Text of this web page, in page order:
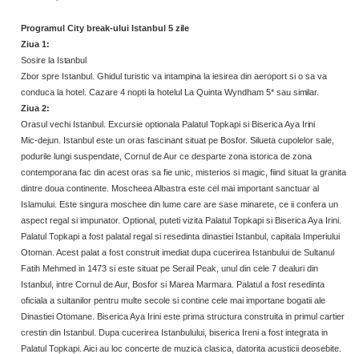
Programul City break-ului Istanbul 5 zile
Ziua 1:
Sosire la Istanbul
Zbor spre Istanbul. Ghidul turistic va intampina la iesirea din aeroport si o sa va
conduca la hotel. Cazare 4 nopti la hotelul La Quinta Wyndham 5* sau similar.
Ziua 2:
Orasul vechi Istanbul. Excursie optionala Palatul Topkapi si Biserica Aya Irini
Mic-dejun. Istanbul este un oras fascinant situat pe Bosfor. Silueta cupolelor sale,
podurile lungi suspendate, Cornul de Aur ce desparte zona istorica de zona
contemporana fac din acest oras sa fie unic, misterios si magic, fiind situat la granita
dintre doua continente. Moscheea Albastra este cel mai important sanctuar al
Islamului. Este singura moschee din lume care are sase minarete, ce ii confera un
aspect regal si impunator. Optional, puteti vizita Palatul Topkapi si Biserica Aya Irini.
Palatul Topkapi a fost palatal regal si resedinta dinastiei Istanbul, capitala Imperiului
Otoman. Acest palat a fost construit imediat dupa cucerirea Istanbului de Sultanul
Fatih Mehmed in 1473 si este situat pe Serail Peak, unul din cele 7 dealuri din
Istanbul, intre Cornul de Aur, Bosfor si Marea Marmara. Palatul a fost resedinta
oficiala a sultanilor pentru multe secole si contine cele mai importane bogatii ale
Dinastiei Otomane. Biserica Aya Irini este prima structura construita in primul cartier
crestin din Istanbul. Dupa cucerirea Istanbulului, biserica Ireni a fost integrata in
Palatul Topkapi. Aici au loc concerte de muzica clasica, datorita acusticii deosebite.